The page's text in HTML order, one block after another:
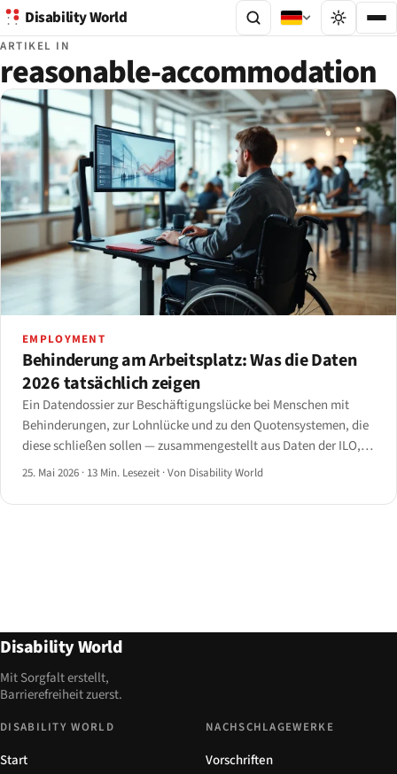
Disability World
ARTIKEL IN
reasonable-accommodation
EMPLOYMENT
Behinderung am Arbeitsplatz: Was die Daten
2026 tatsächlich zeigen
Ein Datendossier zur Beschäftigungslücke bei Menschen mit
Behinderungen, zur Lohnlücke und zu den Quotensystemen, die
diese schließen sollen — zusammengestellt aus Daten der ILO,
WHO, Eurostat, US BLS, OECD und JAN, mit vollständigen
25. Mai 2026 · 13 Min. Lesezeit ·Von Disability World
Disability World
Mit Sorgfalt erstellt,
Barrierefreiheit zuerst.
DISABILITY WORLD
Start
NACHSCHLAGEWERKE
Vorschriften